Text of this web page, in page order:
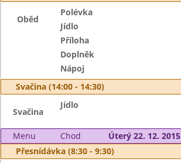
Oběd
Polévka
Jídlo
Příloha
Doplněk
Nápoj
Svačina (14:00 - 14:30)
Svačina
Jídlo
Menu Chod
Úterý 22. 12. 2015
Přesnídávka (8:30 - 9:30)